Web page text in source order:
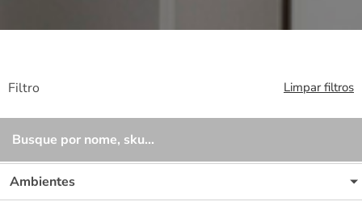
Filtro Limpar filtros
Ambientes